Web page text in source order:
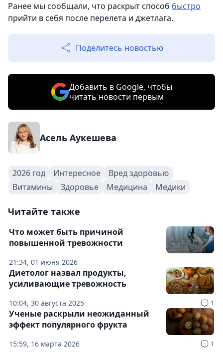
Ранее мы сообщали, что раскрыт способ быстро
прийти в себя после перелета и джетлага.
Поделитесь новостью
Добавить в Google, чтобы
читать новости первым
Асель Аукешева
2026 год Интересное
Вред здоровью
Витамины
Здоровье Медицина Медики
Читайте также
21:34, 01 июня 2026
Что может быть причиной
повышенной тревожности
10:04, 30 августа 2025 1
Диетолог назвал продукты,
усиливающие тревожность
15:59, 16 марта 2026 1
Ученые раскрыли неожиданный
эффект популярного фрукта